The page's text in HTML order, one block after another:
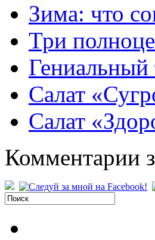
Зима: что
Три
Гениальный
Салат
Салат
Комментарии